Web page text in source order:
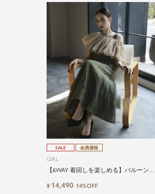
SALE 会員価格
GIRL
【6WAY 着回しを楽しめる】バルーンオ
グ丈結婚式ワンピースパーティードレス
¥ 14,490 14%OFF